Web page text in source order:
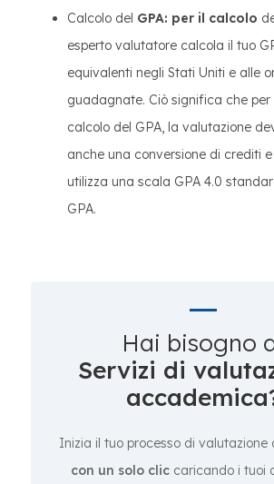
Calcolo del GPA: per il calcolo
esperto valutatore calcola il tuo
equivalenti negli Stati Uniti e alle
guadagnate. Ciò significa che per
calcolo del GPA, la valutazione
anche una conversione di crediti
utilizza una scala GPA 4.0
GPA.
Hai bisogno
Servizi di
Inizia il tuo processo di
con un solo cliccaricando i tuoi